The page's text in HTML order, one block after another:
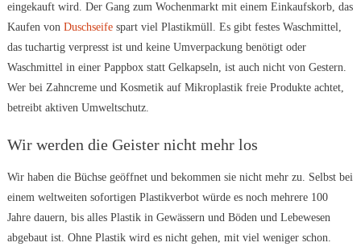
eingekauft wird. Der Gang zum Wochenmarkt mit einem Einkaufskorb, das
Kaufen von Duschseifespart viel Plastikmüll. Es gibt festes Waschmittel,
das tuchartig verpresst ist und keine Umverpackung benötigt oder
Waschmittel in einer Pappbox statt Gelkapseln, ist auch nicht von Gestern.
Wer bei Zahncreme und Kosmetik auf Mikroplastik freie Produkte achtet,
betreibt aktiven Umweltschutz.
Wir werden die Geister nicht mehr los
Wir haben die Büchse geöffnet und bekommen sie nicht mehr zu. Selbst bei
einem weltweiten sofortigen Plastikverbot würde es noch mehrere 100
Jahre dauern, bis alles Plastik in Gewässern und Böden und Lebewesen
abgebaut ist. Ohne Plastik wird es nicht gehen, mit viel weniger schon.